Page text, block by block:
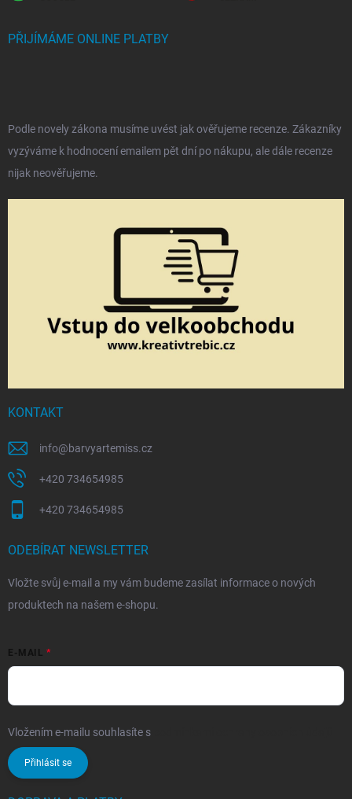
PŘIJÍMÁME ONLINE PLATBY
Podle novely zákona musíme uvést jak ověřujeme recenze. Zákazníky
vyzýváme k hodnocení emailem pět dní po nákupu, ale dále recenze
nijak neověřujeme.
KONTAKT
info@barvyartemiss.cz
+420 734654985
+420 734654985
ODEBÍRAT NEWSLETTER
Vložte svůj e-mail a my vám budeme zasílat informace o nových
produktech na našem e-shopu.
E-MAIL
Vložením e-mailu souhlasíte s
Přihlásit se